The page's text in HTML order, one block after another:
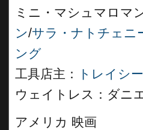
ミニ・マシュマロマ
ン/サラ・ナトチェニ
ング
工具店主：
トレイシ
ウェイトレス：ダニ
アメリカ 映画